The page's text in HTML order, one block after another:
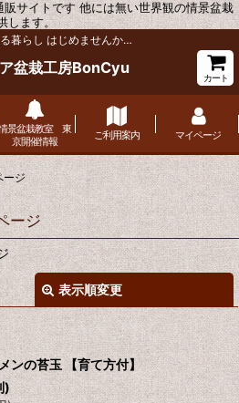
サイトです 他には無い世界観の情景盆栽
します。
暮らし はじめませんか…
盆栽工房BonCyu
カート
景盆栽教室 東
京開催情報
ご利用案内 マイページ
ージ
ージ
表示順変更
ンの苔玉 【育て方付】
)